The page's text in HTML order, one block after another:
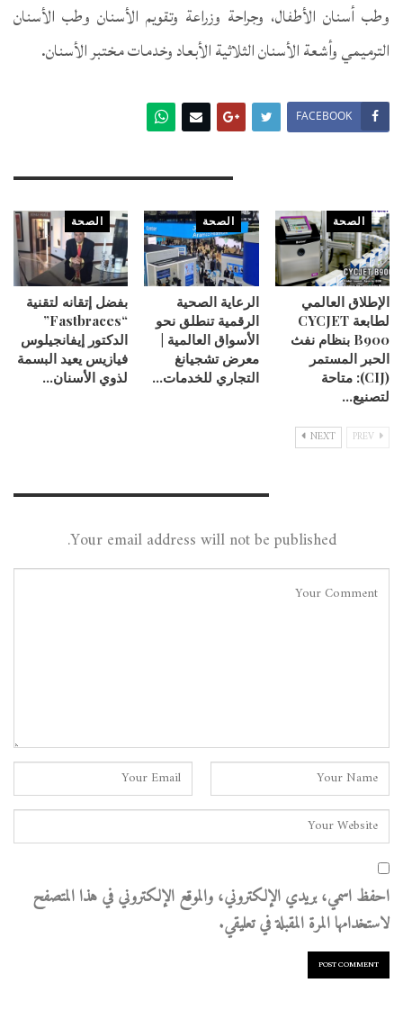
وطب أسنان الأطفال، وجراحة وزراعة وتقويم الأسنان وطب الأسنان
الترميمي وأشعة الأسنان الثلاثية الأبعاد وخدمات مختبر الأسنان.
FACEBOOK
الصحة
الإطلاق العالمي
لطابعة CYCJET
B900 بنظام نفث
الحبر المستمر
(CIJ): متاحة
لتصنيع…
الصحة
الرعاية الصحية
الرقمية تنطلق نحو
الأسواق العالمية |
معرض تشجيانغ
التجاري للخدمات…
الصحة
بفضل إتقانه لتقنية
“Fastbraces”
الدكتور إيفانجيلوس
فيازيس يعيد البسمة
لذوي الأسنان…
NEXT
Your email address will not be published.
احفظ اسمي، بريدي الإلكتروني، والموقع الإلكتروني في هذا المتصفح
لاستخدامها المرة المقبلة في تعليقي.